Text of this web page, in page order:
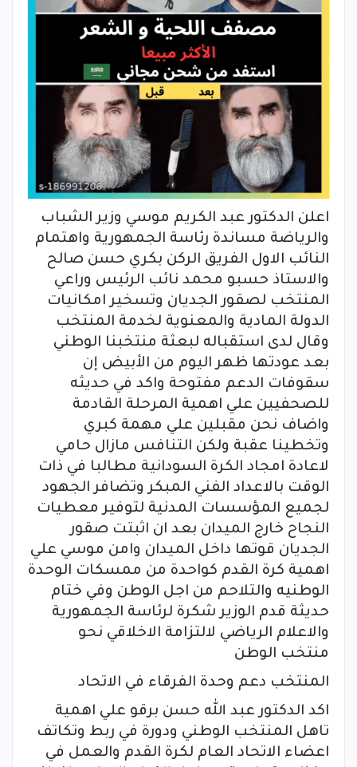
اعلن الدكتور عبد الكريم موسي وزير الشباب
والرياضة مساندة رئاسة الجمهورية واهتمام
النائب الاول الفريق الركن بكري حسن صالح
والاستاذ حسبو محمد نائب الرئيس وراعي
المنتخب لصقور الجديان وتسخير امكانيات
الدولة المادية والمعنوية لخدمة المنتخب
وقال لدى استقباله لبعثة منتخبنا الوطني
بعد عودتها ظهر اليوم من الأبيض إن
سقوفات الدعم مفتوحة واكد في حديثه
للصحفيين علي اهمية المرحلة القادمة
واضاف نحن مقبلين علي مهمة كبري
وتخطينا عقبة ولكن التنافس مازال حامي
لاعادة امجاد الكرة السودانية مطالبا في ذات
الوقت بالاعداد الفني المبكر وتضافر الجهود
لجميع المؤسسات المدنية لتوفير معطيات
النجاح خارج الميدان بعد ان اثبتت صقور
الجديان قوتها داخل الميدان وامن موسي علي
اهمية كرة القدم كواحدة من ممسكات الوحدة
الوطنيه والتلاحم من اجل الوطن وفي ختام
حديثة قدم الوزير شكرة لرئاسة الجمهورية
والاعلام الرياضي لالتزامة الاخلاقي نحو
منتخب الوطن
المنتخب دعم وحدة الفرقاء في الاتحاد
اكد الدكتور عبد الله حسن برقو علي اهمية
تاهل المنتخب الوطني ودورة في ربط وتكاتف
اعضاء الاتحاد العام لكرة القدم والعمل في